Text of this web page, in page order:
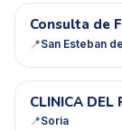
CD
Consulta de
📍San Esteban
CLINICA DEL
📍Soria